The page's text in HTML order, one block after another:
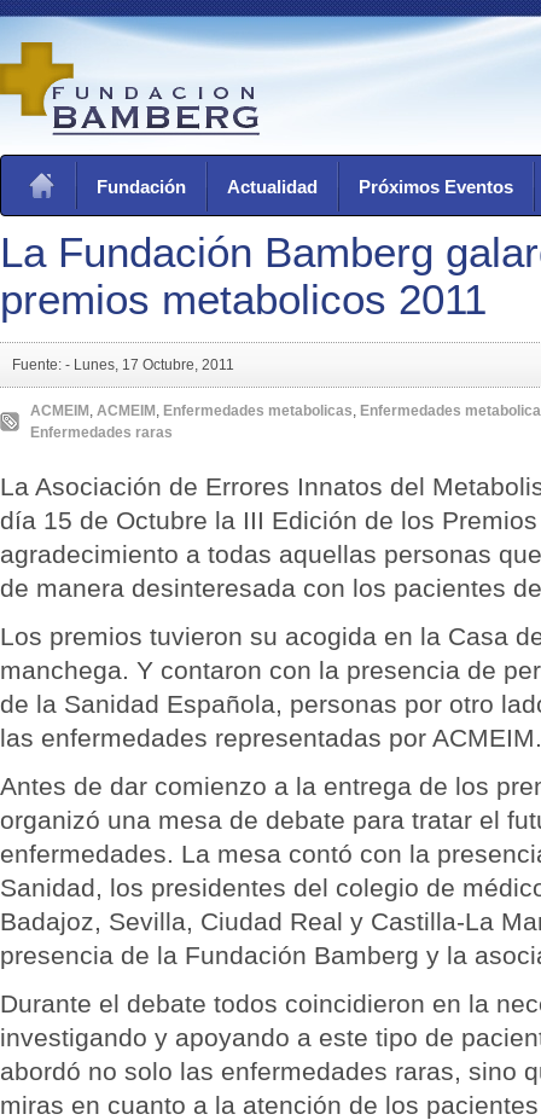
Fundación Actualidad Próximos Eventos
La Fundación Bamberg
premios metabolicos 2011
Fuente: - Lunes, 17 Octubre, 2011
ACMEIM , ACMEIM , Enfermedades metabolicas, Enfermedades
Enfermedades raras
La Asociación de Errores Innatos del
día 15 de Octubre la III Edición de los
agradecimiento a todas aquellas personas
de manera desinteresada con los pacientes
Los premios tuvieron su acogida en la Casa
manchega. Y contaron con la presencia de
de la Sanidad Española, personas por otro
las enfermedades representadas por ACMEIM.
Antes de dar comienzo a la entrega de los
organizó una mesa de debate para tratar el
enfermedades. La mesa contó con la
Sanidad, los presidentes del colegio de
Badajoz, Sevilla, Ciudad Real y Castilla-La
presencia de la Fundación Bamberg y la
Durante el debate todos coincidieron en la
investigando y apoyando a este tipo de
abordó no solo las enfermedades raras, sino
miras en cuanto a la atención de los